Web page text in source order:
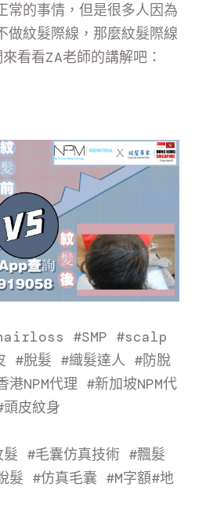
常的事情，但是很多人因為
做紋髮際線，那麼紋髮際線
看看ZA老師的講解吧：
#SMP #scalp
#脫髮 #織髮達人 #防脫
港NPM代理 #新加坡NPM代
皮紋身
髮 #毛囊仿真技術 #飄髮
髮 #仿真毛囊 #M字額#地